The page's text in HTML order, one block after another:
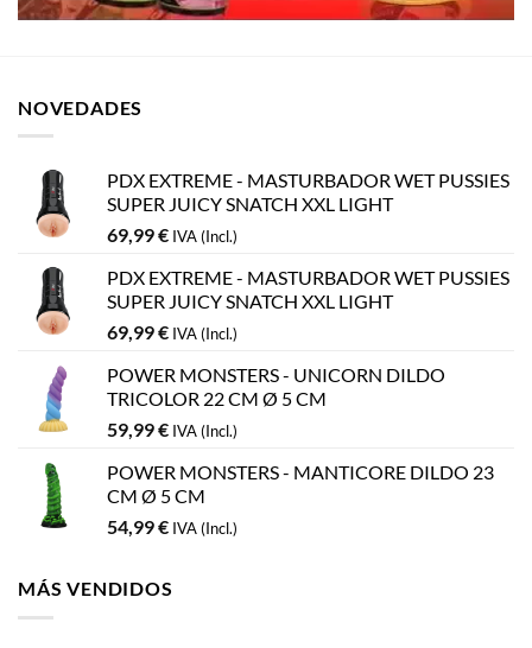
NOVEDADES
PDX EXTREME - MASTURBADOR WET PUSSIES
SUPER JUICY SNATCH XXL LIGHT
69,99€ IVA (Incl.)
PDX EXTREME - MASTURBADOR WET PUSSIES
SUPER JUICY SNATCH XXL LIGHT
69,99€ IVA (Incl.)
POWER MONSTERS - UNICORN DILDO
TRICOLOR 22 CM Ø 5 CM
59,99€ IVA (Incl.)
POWER MONSTERS - MANTICORE DILDO 23
CM Ø 5 CM
54,99€ IVA (Incl.)
MÁS VENDIDOS